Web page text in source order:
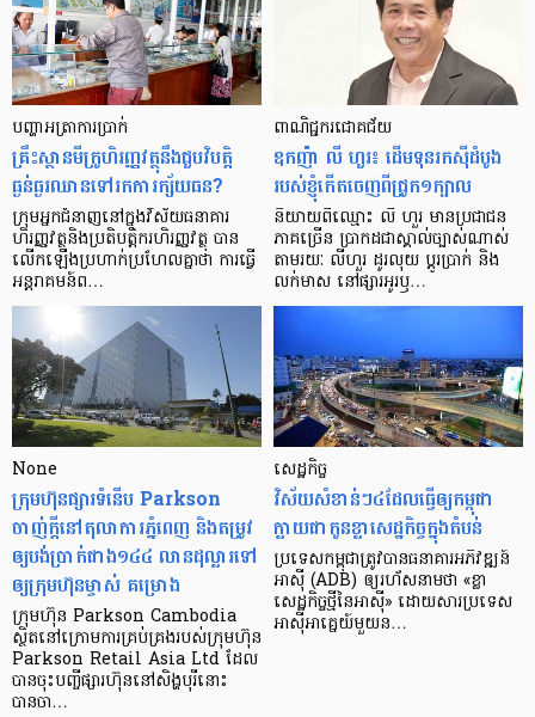
បញ្ហា​អត្រា​ការប្រាក់
គ្រឹះស្ថាន​មីក្រូ​ហិរញ្ញវត្ថុ​នឹង​ជួប​វិបត្តិ​
ធ្ងន់ធ្ងរ​ឈាន​ទៅ​រក​ការ​ក្ស័យធន?
ក្រុម​អ្នក​ជំនាញ​នៅ​ក្នុង​វិស័យ​ធនាគារ
ហិរញ្ញវត្ថុ​និង​ប្រតិបត្តិករ​ហិរញ្ញ​វត្ថុ បាន​​
លើក​ឡើង​ប្រហាក់​ប្រហែល​គ្នា​ថា ការ​ធ្វើ​
អន្តរាគមន៍​ព…
ពាណិជ្ជករជោគជ័យ
ឧកញ៉ា លី ហួរ៖ ដើមទុនរកស៊ីដំបូង
របស់ខ្ញុំកើតចេញពីជ្រូក១ក្បាល
និយាយ​ពី​ឈ្មោះ លី ហួរ មាន​ប្រជាជន​
ភាគ​ច្រើន ប្រាកដ​ជា​ស្គាល់​ច្បាស់​ណាស់
តាមរយៈ លីហួរ ដូរ​លុយ ប្តូរ​បា្រក់ និង​
លក់​មាស នៅ​ផ្សារ​អូរ​ឫ…
None
ក្រុមហ៊ុនផ្សារទំនើប Parkson
ចាញ់ក្ដីនៅតុលាការភ្នំពេញ និងតម្រូវ
ឲ្យបង់ប្រាក់ជាង១៤៤ លានដុល្លារទៅ
ឲ្យក្រុមហ៊ុនម្ចាស់ គម្រោង
ក្រុមហ៊ុន Parkson Cambodia
ស្ថិតនៅក្រោមការគ្រប់គ្រងរបស់ក្រុមហ៊ុន
Parkson Retail Asia Ltd ដែល
បានចុះបញ្ចីផ្សារហ៊ុននៅសិង្ហបុរីនោះ
បានចា…
សេដ្ឋកិច្ច​
វិស័យ​សំខាន់ៗ​៤​ដែល​ធ្វើ​ឲ្យ​កម្ពុជា​
ក្លាយ​ជា​កូន​ខ្លា​សេដ្ឋកិច្ច​ក្នុង​តំបន់
ប្រទេស​កម្ពុជា​ត្រូវ​បាន​ធនាគារ​អភិវឌ្ឍន៍​
អាស៊ី (ADB) ឲ្យ​រហ័ស​នាមថា «ខ្លា​
សេដ្ឋកិច្ច​ថ្មី​នៃ​អាស៊ី» ដោយសារ​ប្រទេស​
អាស៊ី​អាគ្នេយ៍​មួយ​ន…